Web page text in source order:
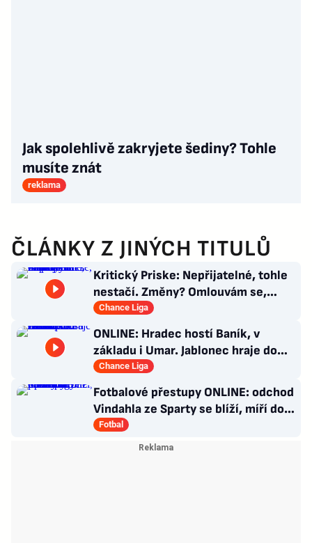
Jak spolehlivě zakryjete šediny? Tohle
musíte znát
reklama
ČLÁNKY Z JINÝCH TITULŮ
Kritický Priske: Nepřijatelné, tohle
nestačí. Změny? Omlouvám se,
nedokážu odpovědět
Chance Liga
ONLINE: Hradec hostí Baník, v
základu i Umar. Jablonec hraje doma
proti Slovácku
Chance Liga
Fotbalové přestupy ONLINE: odchod
Vindahla ze Sparty se blíží, míří do
druhé italské ligy
Fotbal